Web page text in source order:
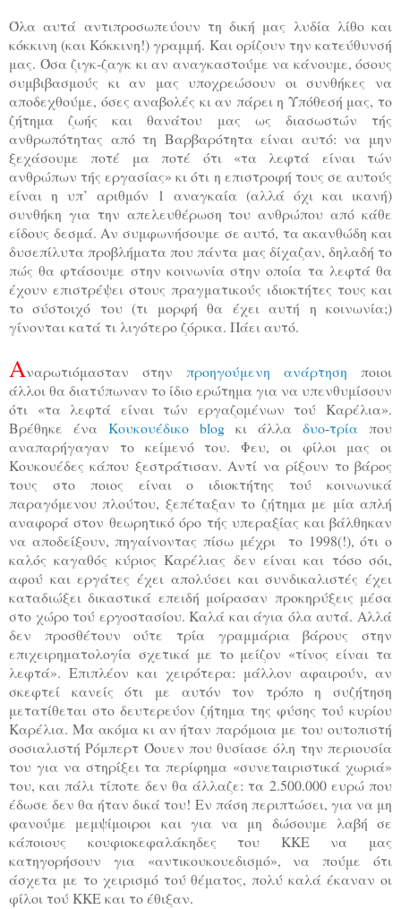
Όλα αυτά αντιπροσωπεύουν τη δική μας λυδία λίθο και
κόκκινη (και Κόκκινη!) γραμμή. Και ορίζουν την κατεύθυνσή
μας. Όσα ζιγκ-ζαγκ κι αν αναγκαστούμε να κάνουμε, όσους
συμβιβασμούς κι αν μας υποχρεώσουν οι συνθήκες να
αποδεχθούμε, όσες αναβολές κι αν πάρει η Υπόθεσή μας, το
ζήτημα ζωής και θανάτου μας ως διασωστών τής
ανθρωπότητας από τη Βαρβαρότητα είναι αυτό: να μην
ξεχάσουμε ποτέ μα ποτέ ότι «τα λεφτά είναι τών
ανθρώπων τής εργασίας» κι ότι η επιστροφή τους σε αυτούς
είναι η υπ’ αριθμόν 1 αναγκαία (αλλά όχι και ικανή)
συνθήκη για την απελευθέρωση του ανθρώπου από κάθε
είδους δεσμά. Αν συμφωνήσουμε σε αυτό, τα ακανθώδη και
δυσεπίλυτα προβλήματα που πάντα μας δίχαζαν, δηλαδή το
πώς θα φτάσουμε στην κοινωνία στην οποία τα λεφτά θα
έχουν επιστρέψει στους πραγματικούς ιδιοκτήτες τους και
το σύστοιχό του (τι μορφή θα έχει αυτή η κοινωνία;)
γίνονται κατά τι λιγότερο ζόρικα. Πάει αυτό.
Αναρωτιόμασταν στην προηγούμενη ανάρτηση ποιοι
άλλοι θα διατύπωναν το ίδιο ερώτημα για να υπενθυμίσουν
ότι «τα λεφτά είναι τών εργαζομένων τού Καρέλια».
Βρέθηκε ένα Κουκουέδικο blog κι άλλα δυο-τρία που
αναπαρήγαγαν το κείμενό του. Φευ, οι φίλοι μας οι
Κουκουέδες κάπου ξεστράτισαν. Αντί να ρίξουν το βάρος
τους στο ποιος είναι ο ιδιοκτήτης τού κοινωνικά
παραγόμενου πλούτου, ξεπέταξαν το ζήτημα με μία απλή
αναφορά στον θεωρητικό όρο τής υπεραξίας και βάλθηκαν
να αποδείξουν, πηγαίνοντας πίσω μέχρι
το 1998(!), ότι ο
καλός καγαθός κύριος Καρέλιας δεν είναι και τόσο σόι,
αφού και εργάτες έχει απολύσει και συνδικαλιστές έχει
καταδιώξει δικαστικά επειδή μοίρασαν προκηρύξεις μέσα
στο χώρο τού εργοστασίου. Καλά και άγια όλα αυτά. Αλλά
δεν προσθέτουν ούτε τρία γραμμάρια βάρους στην
επιχειρηματολογία σχετικά με το μείζον «τίνος είναι τα
λεφτά». Επιπλέον και χειρότερα: μάλλον αφαιρούν, αν
σκεφτεί κανείς ότι με αυτόν τον τρόπο η συζήτηση
μετατίθεται στο δευτερεύον ζήτημα της φύσης τού κυρίου
Καρέλια. Μα ακόμα κι αν ήταν παρόμοια με του ουτοπιστή
σοσιαλιστή Ρόμπερτ Όουεν που θυσίασε όλη την περιουσία
του για να στηρίξει τα περίφημα «συνεταιριστικά χωριά»
του, και πάλι τίποτε δεν θα άλλαζε: τα 2.500.000 ευρώ που
έδωσε δεν θα ήταν δικά του! Εν πάση περιπτώσει, για να μη
φανούμε μεμψίμοιροι και για να μη δώσουμε λαβή σε
κάποιους κουφιοκεφαλάκηδες του ΚΚΕ να μας
κατηγορήσουν για «αντικουκουεδισμό», να πούμε ότι
άσχετα με το χειρισμό τού θέματος, πολύ καλά έκαναν οι
φίλοι τού ΚΚΕ και το έθιξαν.